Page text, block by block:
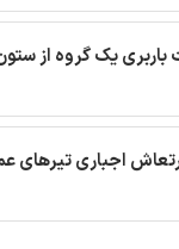
باربری یک گروه از
ارتعاش اجباری